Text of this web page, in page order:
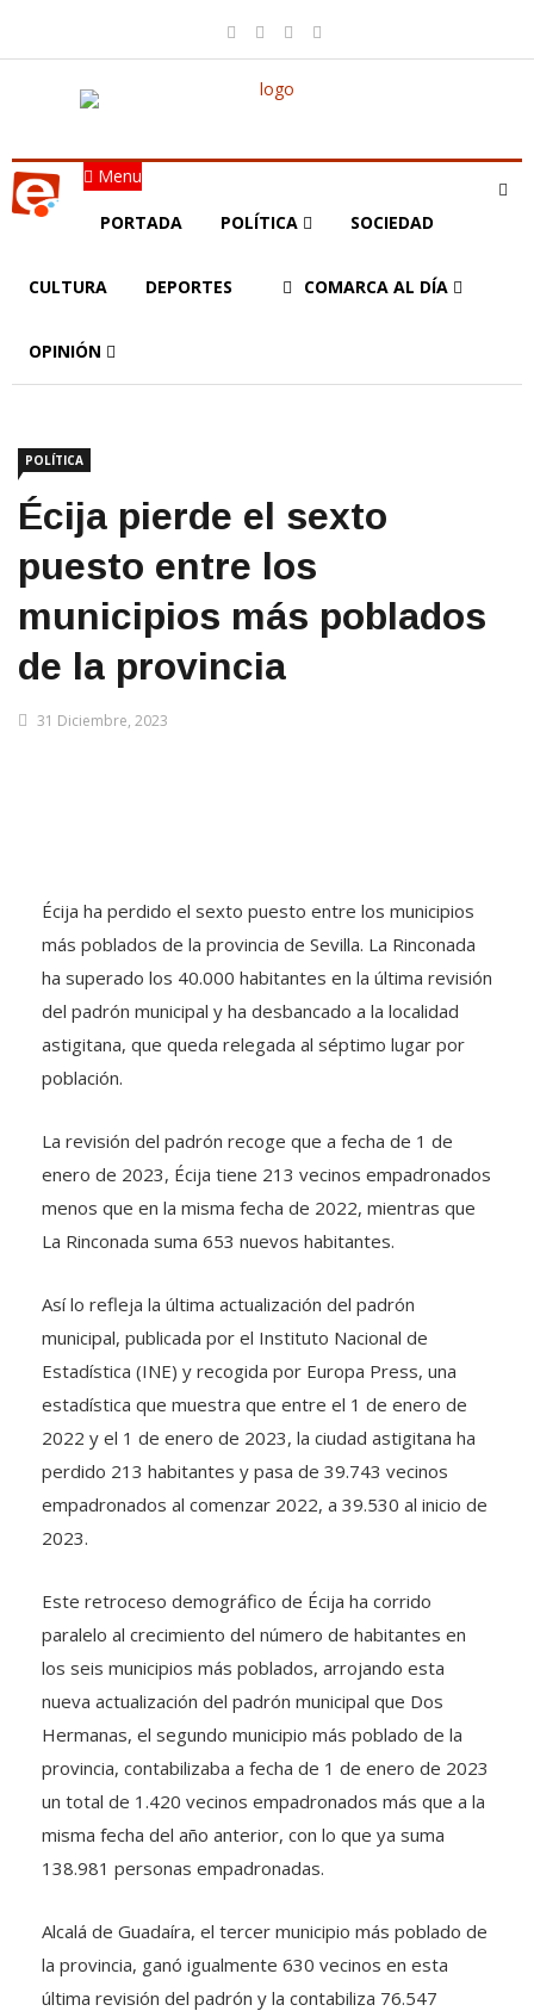
Menu
PORTADA POLÍTICA SOCIEDAD
CULTURA DEPORTES COMARCA AL DÍA
OPINIÓN
POLÍTICA
Écija pierde el sexto
puesto entre los
municipios más poblados
de la provincia
31 Diciembre, 2023
Écija ha perdido el sexto puesto entre los municipios
más poblados de la provincia de Sevilla. La Rinconada
ha superado los 40.000 habitantes en la última revisión
del padrón municipal y ha desbancado a la localidad
astigitana, que queda relegada al séptimo lugar por
población.
La revisión del padrón recoge que a fecha de 1 de
enero de 2023, Écija tiene 213 vecinos empadronados
menos que en la misma fecha de 2022, mientras que
La Rinconada suma 653 nuevos habitantes.
Así lo refleja la última actualización del padrón
municipal, publicada por el Instituto Nacional de
Estadística (INE) y recogida por Europa Press, una
estadística que muestra que entre el 1 de enero de
2022 y el 1 de enero de 2023, la ciudad astigitana ha
perdido 213 habitantes y pasa de 39.743 vecinos
empadronados al comenzar 2022, a 39.530 al inicio de
2023.
Este retroceso demográfico de Écija ha corrido
paralelo al crecimiento del número de habitantes en
los seis municipios más poblados, arrojando esta
nueva actualización del padrón municipal que Dos
Hermanas, el segundo municipio más poblado de la
provincia, contabilizaba a fecha de 1 de enero de 2023
un total de 1.420 vecinos empadronados más que a la
misma fecha del año anterior, con lo que ya suma
138.981 personas empadronadas.
Alcalá de Guadaíra, el tercer municipio más poblado de
la provincia, ganó igualmente 630 vecinos en esta
última revisión del padrón y la contabiliza 76.547